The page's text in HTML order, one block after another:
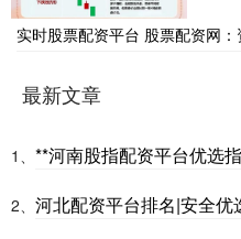
实时股票配资平台 股票配资网
最新文章
1、 **河南股指配资平台优选
2、 河北配资平台排名|安全优